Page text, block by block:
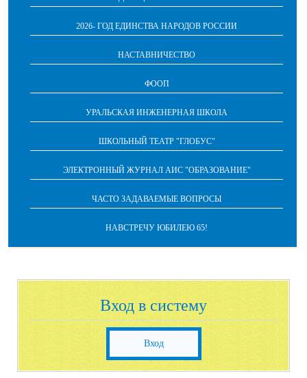
2026- ГОД ЕДИНСТВА НАРОДОВ РОССИИ
НАСТАВНИЧЕСТВО
ФООП
УРАЛЬСКАЯ ИНЖЕНЕРНАЯ ШКОЛА
ШКОЛЬНЫЙ ТЕАТР "ГЛОБУС"
ЭЛЕКТРОННЫЙ ЖУРНАЛ АИС "ОБРАЗОВАНИЕ"
ЧАСТО ЗАДАВАЕМЫЕ ВОПРОСЫ
НАВСТРЕЧУ ЮБИЛЕЮ 65!
Вход в систему
Вход